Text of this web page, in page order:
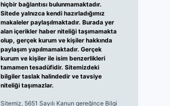
hiçbir bağlantısı bulunmamaktadır.
Sitede yalnızca kendi hazırladığımız
makaleler paylaşılmaktadır. Burada yer
alan içerikler haber niteliği taşımamakta
olup, gerçek kurum ve kişiler hakkında
paylaşım yapılmamaktadır. Gerçek
kurum ve kişiler ile isim benzerlikleri
tamamen tesadüfidir. Sitemizdeki
bilgiler taslak halindedir ve tavsiye
niteliği taşımazlar.
Sitemiz, 5651 Sayılı Kanun gereğince Bilgi